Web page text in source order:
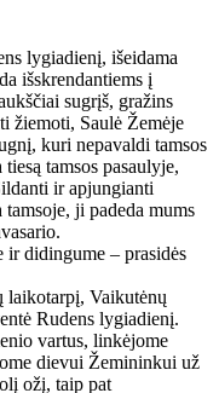
lygiadienį, išeidama
išskrendantiems į
sugrįš, gražins
žiemoti, Saulė Žemėje
kuri nepavaldi tamsos
tamsos pasaulyje,
ir apjungianti
ji padeda mums
ir didingume – prasidės
laikotarpį, Vaikutėnų
Rudens lygiadienį.
vartus, linkėjome
dievui Žemininkui už
ožį, taip pat